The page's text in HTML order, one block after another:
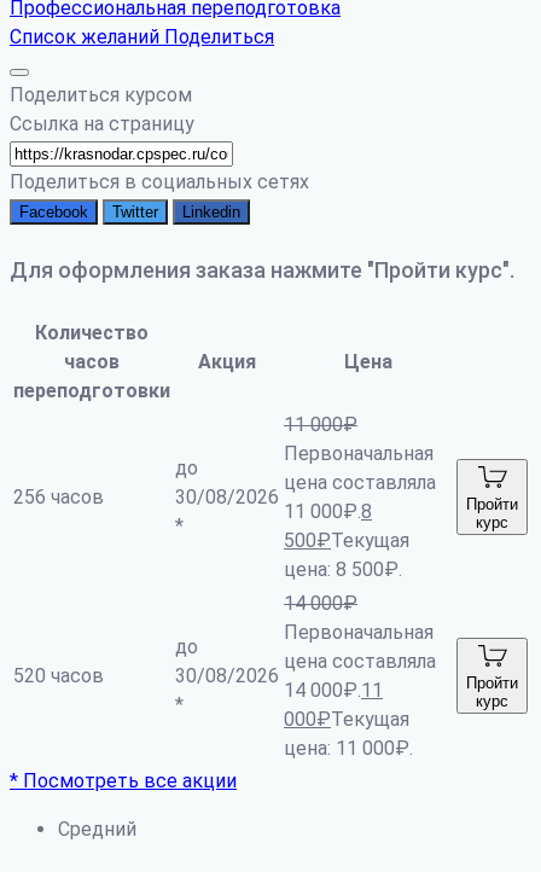
Профессиональная переподготовка
Список желаний Поделиться
Поделиться курсом
Ссылка на страницу
Поделиться в социальных сетях
Facebook Twitter Linkedin
Для оформления заказа нажмите "Пройти курс".
Количество
часов
переподготовки
Акция Цена
256 часов
до
30/08/2026
*
11 000₽
Первоначальная
цена составляла
11 000₽.8
500₽Текущая
цена: 8 500₽.
Пройти
курс
520 часов
до
30/08/2026
*
14 000₽
Первоначальная
цена составляла
14 000₽.11
000₽Текущая
цена: 11 000₽.
Пройти
курс
* Посмотреть все акции
Средний